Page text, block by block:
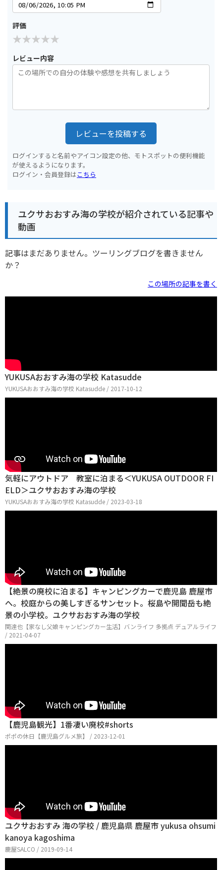
評価
レビュー内容
レビューを投稿する
ログインすると名前やアイコン設定の他、モトスポットの便利機能
が使えるようになります。
ログイン・会員登録はこちら
ユクサおおすみ海の学校が紹介されている記事や
動画
記事はまだありません。ツーリングブログを書きません
か？
この場所の記事を書く
YUKUSAおおすみ海の学校 Katasudde
YUKUSAおおすみ海の学校 Katasudde / 2017-10-12
気軽にアウトドア 教室に泊まる＜YUKUSA OUTDOOR FI
ELD＞ユクサおおすみ海の学校
YUKUSAおおすみ海の学校 Katasudde / 2023-03-18
【絶景の廃校に泊まる】キャンピングカーで鹿児島 鹿屋市
へ。校庭からの美しすぎるサンセット。桜島や開聞岳も絶
景の小学校。ユクサおおすみ海の学校
関達也【家なし父娘キャンピングカー生活】バンライフ 多拠点 デュアルライフ
/ 2021-04-07
【鹿児島観光】1番凄い廃校#shorts
ポポの休日【鹿児島グルメ旅】 / 2023-12-01
ユクサおおすみ 海の学校 / 鹿児島県 鹿屋市 yukusa ohsumi
kanoya kagoshima
鹿屋SALCO / 2019-09-14